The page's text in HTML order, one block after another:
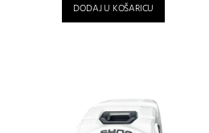
DODAJ U KOŠARICU